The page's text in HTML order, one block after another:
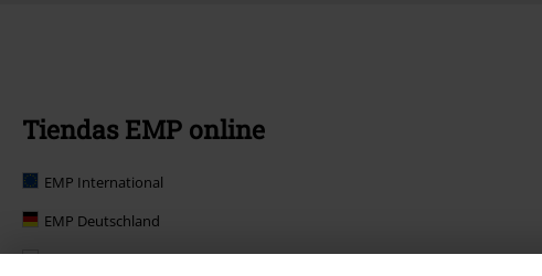
Tiendas EMP online
EMP International
EMP Deutschland
EMP Polska